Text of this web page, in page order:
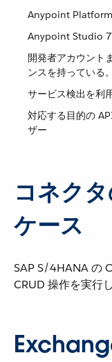
Anypoint Platform
Anypoint Studio
開発者アカウント
ンスを持っている。
サービス検出を利
対応する目的の
ザー
コネク
ケース
SAP S/4HANA の
CRUD 操作を実行